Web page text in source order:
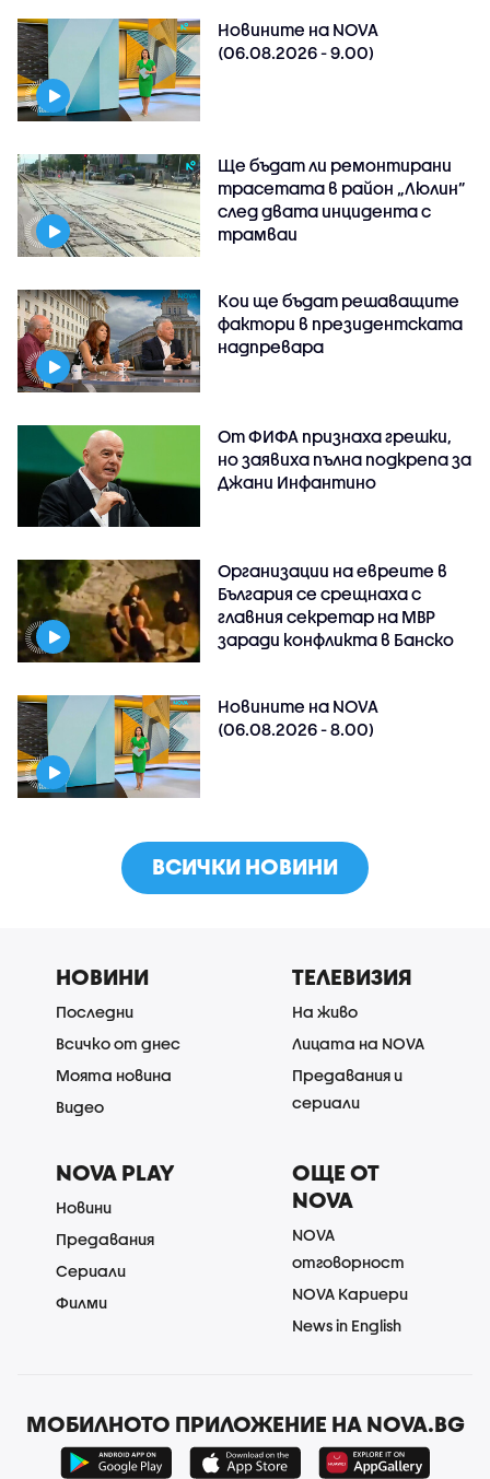
Новините на NOVA
(06.08.2026 - 9.00)
Ще бъдат ли ремонтирани
трасетата в район „Люлин”
след двата инцидента с
трамваи
Кои ще бъдат решаващите
фактори в президентската
надпревара
От ФИФА признаха грешки,
но заявиха пълна подкрепа за
Джани Инфантино
Организации на евреите в
България се срещнаха с
главния секретар на МВР
заради конфликта в Банско
Новините на NOVA
(06.08.2026 - 8.00)
ВСИЧКИ НОВИНИ
НОВИНИ
Последни
Всичко от днес
Моята новина
Видео
ТЕЛЕВИЗИЯ
На живо
Лицата на NOVA
Предавания и
сериали
NOVA PLAY
Новини
Предавания
Сериали
Филми
ОЩЕ ОТ
NOVA
NOVA
отговорност
NOVA Кариери
News in English
МОБИЛНОТО ПРИЛОЖЕНИЕ НА NOVA.BG